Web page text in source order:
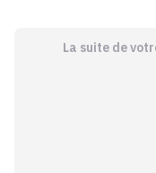
La suite de